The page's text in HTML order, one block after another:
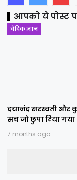
आपको ये पोस्ट
वैदिक ज्ञान
दयानंद सरस्वती और
सच जो छुपा दिया गया
7 months ago